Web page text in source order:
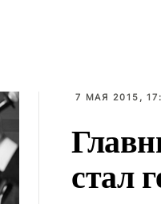
7 МАЯ 2015,
стал